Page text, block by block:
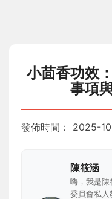
小茴香功效
事項
發佈時間： 2025-
陳筱涵
嗨，我是陳
委員會私人